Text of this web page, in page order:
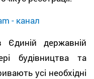
- канал
державній
будівництва та
усі необхідні